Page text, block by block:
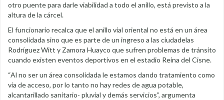
otro puente para darle viabilidad a todo el anillo, está previsto a la
altura de la cárcel.
El funcionario recalca que el anillo vial oriental no está en un área
consolidada sino que es parte de un ingreso a las ciudadelas
Rodríguez Witt y Zamora Huayco que sufren problemas de tránsito
cuando existen eventos deportivos en el estadio Reina del Cisne.
“Al no ser un área consolidada le estamos dando tratamiento como
vía de acceso, por lo tanto no hay redes de agua potable,
alcantarillado sanitario- pluvial y demás servicios”, argumenta